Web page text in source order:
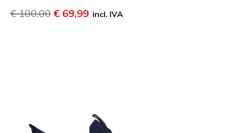
Preço com desconto de
€ 100,00 para
€ 69,99 incl. IVA